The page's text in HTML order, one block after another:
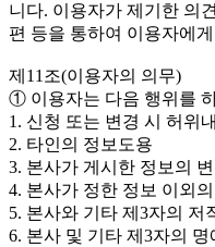
니다. 이용자가 제기한 의
편 등을 통하여 이용자에
제11조(이용자의 의무)
① 이용자는 다음 행위를
1. 신청 또는 변경 시 허위
2. 타인의 정보도용
3. 본사가 게시한 정보의
4. 본사가 정한 정보 이외
5. 본사와 기타 제3자의 저
6. 본사 및 기타 제3자의